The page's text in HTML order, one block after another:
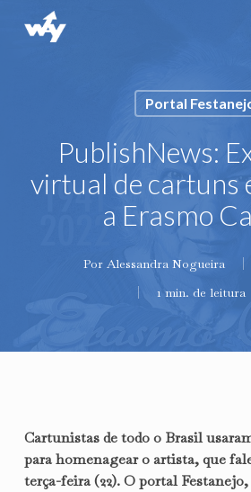
Portal
PublishNews:
virtual de cartuns
a Erasmo
Por Alessandra Nogueira
1 min. de leitura
Cartunistas de todo o Brasil
para homenagear o artista, que
terça-feira (22). O portal Festanejo,